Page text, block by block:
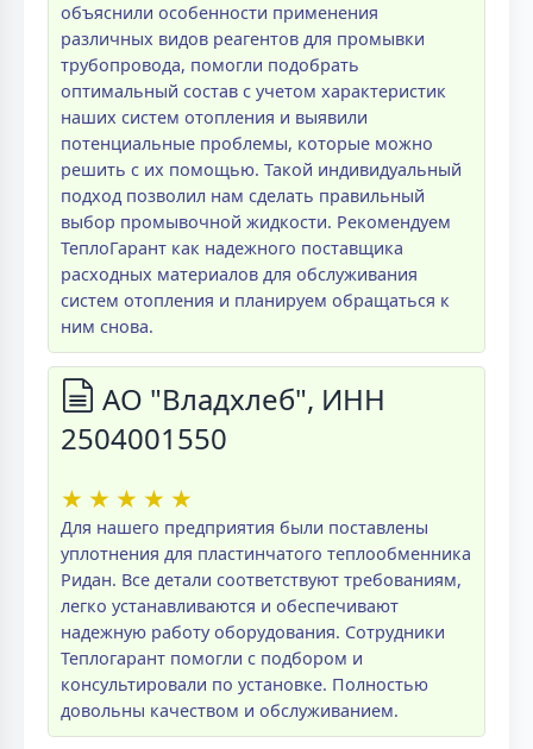
объяснили особенности применения
различных видов реагентов для промывки
трубопровода, помогли подобрать
оптимальный состав с учетом характеристик
наших систем отопления и выявили
потенциальные проблемы, которые можно
решить с их помощью. Такой индивидуальный
подход позволил нам сделать правильный
выбор промывочной жидкости. Рекомендуем
ТеплоГарант как надежного поставщика
расходных материалов для обслуживания
систем отопления и планируем обращаться к
ним снова.
АО "Владхлеб", ИНН
2504001550
★ ★ ★ ★ ★
Для нашего предприятия были поставлены
уплотнения для пластинчатого теплообменника
Ридан. Все детали соответствуют требованиям,
легко устанавливаются и обеспечивают
надежную работу оборудования. Сотрудники
Теплогарант помогли с подбором и
консультировали по установке. Полностью
довольны качеством и обслуживанием.